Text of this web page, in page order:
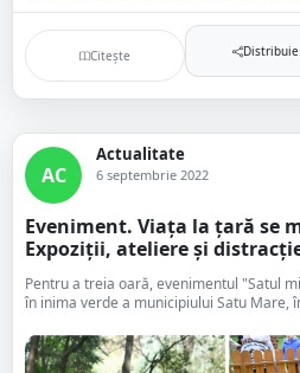
Citește Distribuie
AC
Actualitate
6 septembrie 2022
Eveniment. Viața la țară se
Expoziții, ateliere și
Pentru a treia oară, evenimentul "Satul
în inima verde a municipiului Satu Mare,